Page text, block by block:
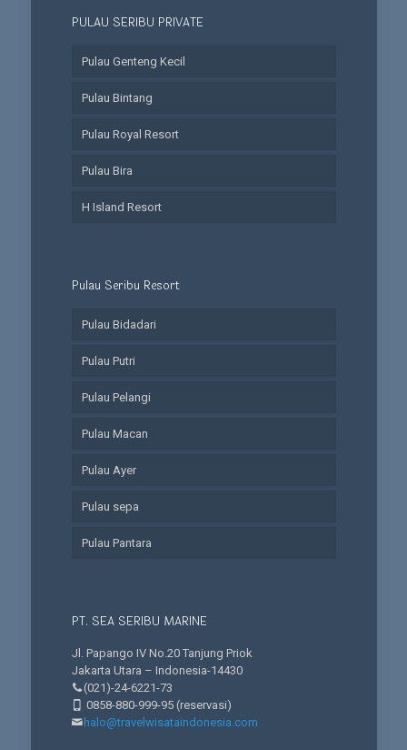
PULAU SERIBU PRIVATE
Pulau Genteng Kecil
Pulau Bintang
Pulau Royal Resort
Pulau Bira
H Island Resort
Pulau Seribu Resort
Pulau Bidadari
Pulau Putri
Pulau Pelangi
Pulau Macan
Pulau Ayer
Pulau sepa
Pulau Pantara
PT. SEA SERIBU MARINE
Jl. Papango IV No.20 Tanjung Priok
Jakarta Utara – Indonesia-14430
(021)-24-6221-73
0858-880-999-95(reservasi)
halo@travelwisataindonesia.com